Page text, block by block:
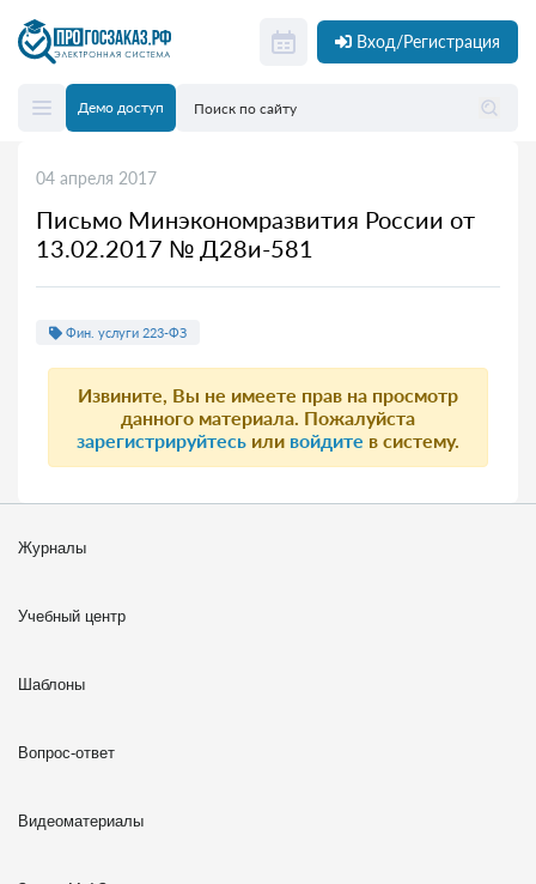
Вход/Регистрация
Демо доступ
04 апреля 2017
Письмо Минэкономразвития России от
13.02.2017 № Д28и-581
Фин. услуги 223-ФЗ
Извините, Вы не имеете прав на просмотр
данного материала. Пожалуйста
зарегистрируйтесь или войдите в систему.
Журналы
Учебный центр
Шаблоны
Вопрос-ответ
Видеоматериалы